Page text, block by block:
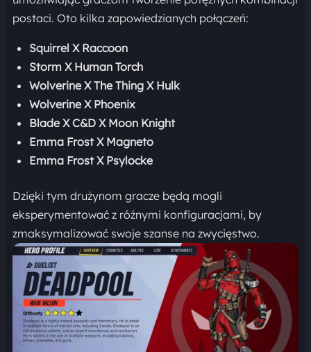
postaci. Oto kilka zapowiedzianych połączeń:
Squirrel X Raccoon
Storm X Human Torch
Wolverine X The Thing X Hulk
Wolverine X Phoenix
Blade X C&D X Moon Knight
Emma Frost X Magneto
Emma Frost X Psylocke
Dzięki tym drużynom gracze będą mogli
eksperymentować z różnymi konfiguracjami, by
zmaksymalizować swoje szanse na zwycięstwo.